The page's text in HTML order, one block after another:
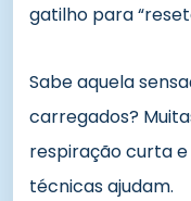
gatilho para
Sabe aquela
carregados?
respiração curta e
técnicas ajudam.